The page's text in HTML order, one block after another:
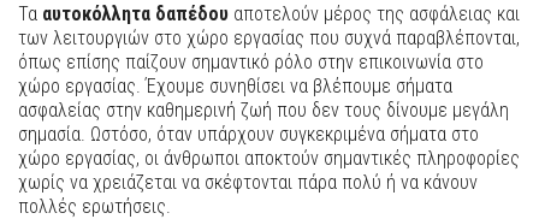
Τα αυτοκόλλητα δαπέδου αποτελούν μέρος της ασφάλειας και
των λειτουργιών στο χώρο εργασίας που συχνά παραβλέπονται,
όπως επίσης παίζουν σημαντικό ρόλο στην επικοινωνία στο
χώρο εργασίας. Έχουμε συνηθίσει να βλέπουμε σήματα
ασφαλείας στην καθημερινή ζωή που δεν τους δίνουμε μεγάλη
σημασία. Ωστόσο, όταν υπάρχουν συγκεκριμένα σήματα στο
χώρο εργασίας, οι άνθρωποι αποκτούν σημαντικές πληροφορίες
χωρίς να χρειάζεται να σκέφτονται πάρα πολύ ή να κάνουν
πολλές ερωτήσεις.